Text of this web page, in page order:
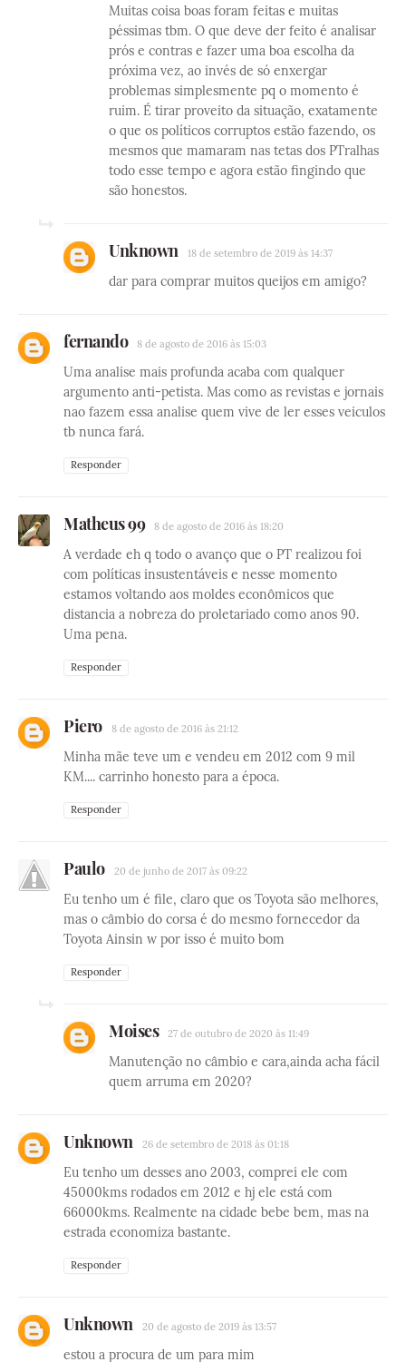
Muitas coisa boas foram feitas e muitas
péssimas tbm. O que deve der feito é analisar
prós e contras e fazer uma boa escolha da
próxima vez, ao invés de só enxergar
problemas simplesmente pq o momento é
ruim. É tirar proveito da situação, exatamente
o que os políticos corruptos estão fazendo, os
mesmos que mamaram nas tetas dos PTralhas
todo esse tempo e agora estão fingindo que
são honestos.
Unknown 18 de setembro de 2019 às 14:37
dar para comprar muitos queijos em amigo?
fernando 8 de agosto de 2016 às 15:03
Uma analise mais profunda acaba com qualquer
argumento anti-petista. Mas como as revistas e jornais
nao fazem essa analise quem vive de ler esses veiculos
tb nunca fará.
Responder
Matheus 99 8 de agosto de 2016 às 18:20
A verdade eh q todo o avanço que o PT realizou foi
com políticas insustentáveis e nesse momento
estamos voltando aos moldes econômicos que
distancia a nobreza do proletariado como anos 90.
Uma pena.
Responder
Piero 8 de agosto de 2016 às 21:12
Minha mãe teve um e vendeu em 2012 com 9 mil
KM.... carrinho honesto para a época.
Responder
Paulo 20 de junho de 2017 às 09:22
Eu tenho um é file, claro que os Toyota são melhores,
mas o câmbio do corsa é do mesmo fornecedor da
Toyota Ainsin w por isso é muito bom
Responder
Moises 27 de outubro de 2020 às 11:49
Manutenção no câmbio e cara,ainda acha fácil
quem arruma em 2020?
Unknown 26 de setembro de 2018 às 01:18
Eu tenho um desses ano 2003, comprei ele com
45000kms rodados em 2012 e hj ele está com
66000kms. Realmente na cidade bebe bem, mas na
estrada economiza bastante.
Responder
Unknown 20 de agosto de 2019 às 13:57
estou a procura de um para mim